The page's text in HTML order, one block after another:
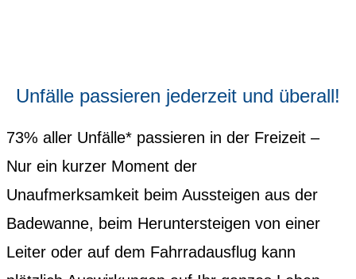
Unfälle passieren jederzeit und überall!
73% aller Unfälle* passieren in der Freizeit –
Nur ein kurzer Moment der
Unaufmerksamkeit beim Aussteigen aus der
Badewanne, beim Heruntersteigen von einer
Leiter oder auf dem Fahrradausflug kann